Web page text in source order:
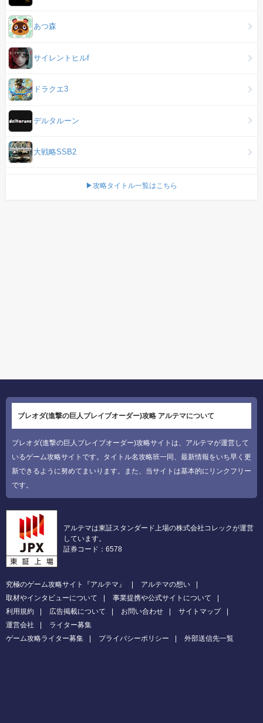
あつ森
サイレントヒルf
ドラクエ3
デルタルーン
大戦略SSB2
▶攻略タイトル一覧はこちら
ブレオダ(進撃の巨人ブレイブオーダー)攻略 アルテマについて
ブレオダ(進撃の巨人ブレイブオーダー)攻略サイトは、アルテマが運営して
いるゲーム攻略サイトです。タイトル名攻略班一同、最新情報をいち早く更
新できるように努めてまいります。また、当サイトは基本的にリンクフリー
です。
アルテマは東証スタンダード上場の株式会社コレックが運営
しています。
証券コード：6578
究極のゲーム攻略サイト『アルテマ』
アルテマの想い
取材やインタビューについて
事業提携や公式サイトについて
利用規約
広告掲載について お問い合わせ
サイトマップ
運営会社
ライター募集
ゲーム攻略ライター募集
プライバシーポリシー 外部送信先一覧